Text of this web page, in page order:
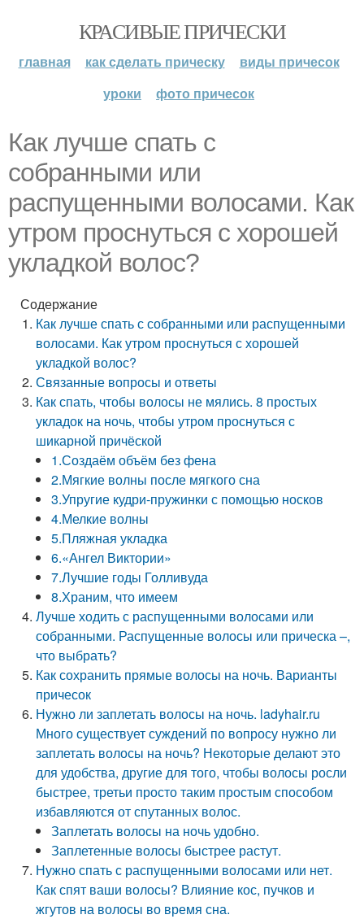
КРАСИВЫЕ ПРИЧЕСКИ
главная как сделать прическу
виды причесок
уроки
фото причесок
Как лучше спать с
собранными или
распущенными волосами. Как
утром проснуться с хорошей
укладкой волос?
Содержание
Как лучше спать с собранными или распущенными
волосами. Как утром проснуться с хорошей
укладкой волос?
Связанные вопросы и ответы
Как спать, чтобы волосы не мялись. 8 простых
укладок на ночь, чтобы утром проснуться с
шикарной причёской
1.Создаём объём без фена
2.Мягкие волны после мягкого сна
3.Упругие кудри-пружинки с помощью носков
4.Мелкие волны
5.Пляжная укладка
6.«Ангел Виктории»
7.Лучшие годы Голливуда
8.Храним, что имеем
Лучше ходить с распущенными волосами или
собранными. Распущенные волосы или прическа –,
что выбрать?
Как сохранить прямые волосы на ночь. Варианты
причесок
Нужно ли заплетать волосы на ночь. ladyhair.ru
Много существует суждений по вопросу нужно ли
заплетать волосы на ночь? Некоторые делают это
для удобства, другие для того, чтобы волосы росли
быстрее, третьи просто таким простым способом
избавляются от спутанных волос.
Заплетать волосы на ночь удобно.
Заплетенные волосы быстрее растут.
Нужно спать с распущенными волосами или нет.
Как спят ваши волосы? Влияние кос, пучков и
жгутов на волосы во время сна.